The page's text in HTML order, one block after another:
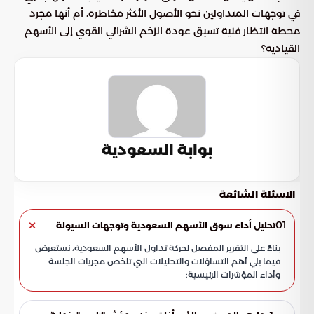
في توجهات المتداولين نحو الأصول الأكثر مخاطرة، أم أنها مجرد
محطة انتظار فنية تسبق عودة الزخم الشرائي القوي إلى الأسهم
القيادية؟
بوابة السعودية
الاسئلة الشائعة
01تحليل أداء سوق الأسهم السعودية وتوجهات السيولة
بناءً على التقرير المفصل لحركة تداول الأسهم السعودية، نستعرض
فيما يلي أهم التساؤلات والتحليلات التي تلخص مجريات الجلسة
وأداء المؤشرات الرئيسية: